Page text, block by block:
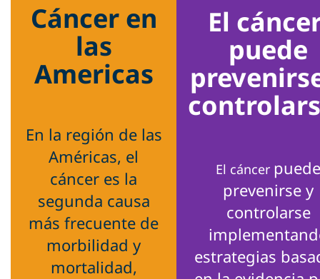
Cáncer en
las
Americas
En la región de las
Américas, el
cáncer es la
segunda causa
más frecuente de
morbilidad y
mortalidad,
El
puede
El cáncer puede
prevenirse y
controlarse
estrategias